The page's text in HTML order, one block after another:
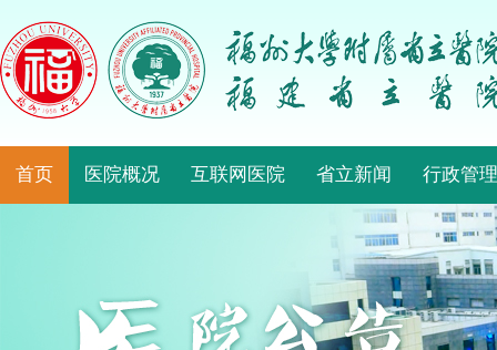
首页 医院概况 互联网医院 省立新闻 行政管理